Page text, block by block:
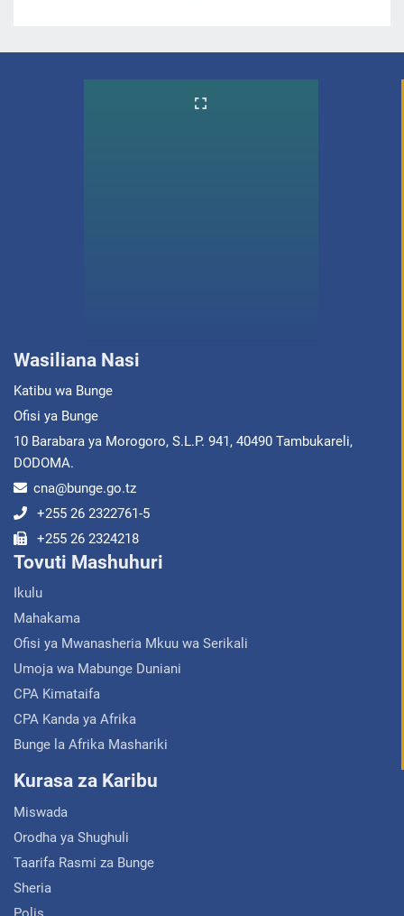
Wasiliana Nasi
Katibu wa Bunge
Ofisi ya Bunge
10 Barabara ya Morogoro, S.L.P. 941, 40490 Tambukareli,
DODOMA.
cna@bunge.go.tz
+255 26 2322761-5
+255 26 2324218
Tovuti Mashuhuri
Ikulu
Mahakama
Ofisi ya Mwanasheria Mkuu wa Serikali
Umoja wa Mabunge Duniani
CPA Kimataifa
CPA Kanda ya Afrika
Bunge la Afrika Mashariki
Kurasa za Karibu
Miswada
Orodha ya Shughuli
Taarifa Rasmi za Bunge
Sheria